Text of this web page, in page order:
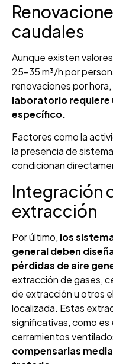
caudales
Aunque existen
25–35 m³/h por
renovaciones por
laboratorio requiere
específico.
Factores como la
la presencia de
condicionan
Integración
extracción
Por último, los
general deben
pérdidas de aire
extracción de gases,
de extracción u otros
localizada. Estas
significativas, como es
cerramientos
compensarlas